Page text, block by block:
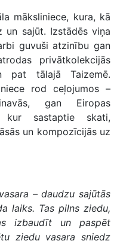
māksliniece, kura, kā
sajūt. Izstādēs viņa
guvuši atzinību gan
privātkolekcijās
pat tālajā Taizemē.
rod ceļojumos –
gan Eiropas
kur sastaptie skati,
un kompozīcijās uz
– daudzu sajūtās
laiks. Tas pilns ziedu,
izbaudīt un paspēt
ziedu vasara sniedz